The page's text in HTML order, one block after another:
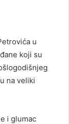
u
koji su
na veliki
i glumac